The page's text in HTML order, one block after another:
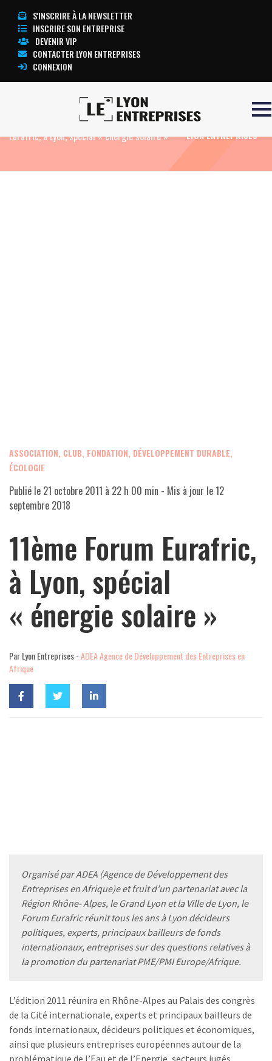
S'INSCRIRE À LA NEWSLETTER
INSCRIRE SON ENTREPRISE
DEVENIR VIP
CONTACTER LYON ENTREPRISES
CONNEXION
Agenda
11ème Forum
Eurafric, à Lyon, spécial « énergie solaire »
TOUTE L’ACTUALITÉ
LYON ENTREPRISES
ASSOCIATION, CLUB, FONDATION, DÉVELOPPEMENT DURABLE,
ÉCOLOGIE
Publié le 21 octobre 2011 à 22 h 00 min - Mis à jour le12
septembre 2018
11ème Forum Eurafric,
à Lyon, spécial
« énergie solaire »
Par Lyon Entreprises -ADEA Agence de Développement des Entreprises en
Afrique
Organisé par ADEA (Agence de Développement des
Entreprises en Afrique)e et fruit d’un partenariat avec la
Région Rhône- Alpes, le Grand Lyon et la Ville de Lyon, le
Forum Eurafric réunit tous les ans à Lyon décideurs
politiques, experts, principaux bailleurs de fonds
internationaux, entreprises sur des questions relatives à
la promotion du partenariat PME/PMI Europe/Afrique.
L’édition 2011 réunira en Rhône-Alpes au Palais des congrès
de la Cité internationale, experts et principaux bailleurs de
fonds internationaux, décideurs politiques et économiques,
ainsi que plusieurs entreprises européennes autour de la
problématique de l’Eau et de l’Energie, secteurs jugés